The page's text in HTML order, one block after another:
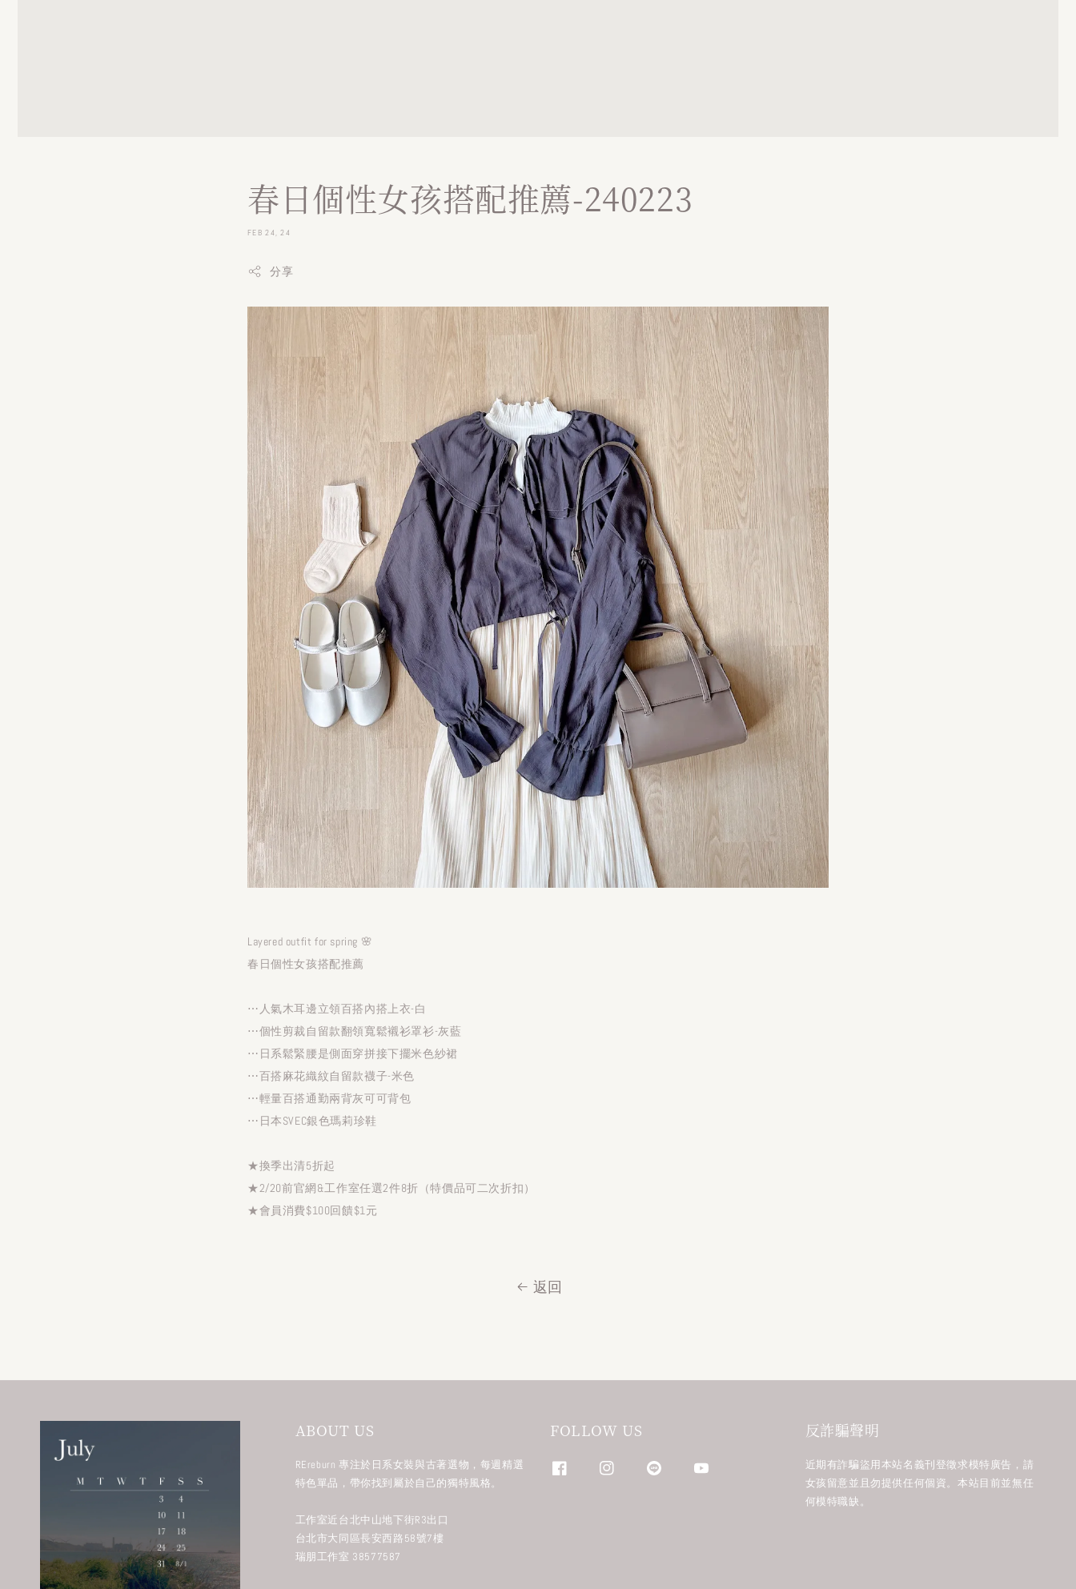
春日個性女孩搭配推薦-240223
FEB 24, 24
分享
Layered outfit for spring 🌸
春日個性女孩搭配推薦
⋯人氣木耳邊立領百搭內搭上衣-白
⋯個性剪裁自留款翻領寬鬆襯衫罩衫-灰藍
⋯日系鬆緊腰是側面穿拼接下擺米色紗裙
⋯百搭麻花織紋自留款襪子-米色
⋯輕量百搭通勤兩背灰可可背包
⋯日本SVEC銀色瑪莉珍鞋
★換季出清5折起
★2/20前官網&工作室任選2件8折（特價品可二次折扣）
★會員消費$100回饋$1元
返回
ABOUT US
REreburn 專注於日系女裝與古著選物，每週精選
特色單品，帶你找到屬於自己的獨特風格。
工作室近台北中山地下街R3出口
台北市大同區長安西路58號7樓
瑞朋工作室 38577587
FOLLOW US 反詐騙聲明
近期有詐騙盜用本站名義刊登徵求模特廣告，請
女孩留意並且勿提供任何個資。本站目前並無任
何模特職缺。